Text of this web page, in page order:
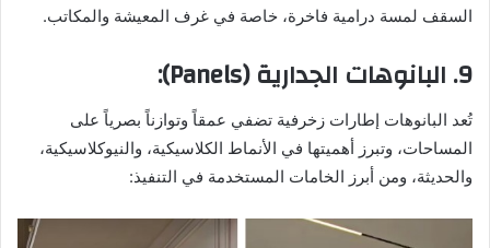
السقف لمسة درامية فاخرة، خاصة في غرف المعيشة والمكاتب.
9. البانوهات الجدارية (Panels):
تُعد البانوهات إطارات زخرفية تضفي عمقاً وتوازناً بصرياً على
المساحات، وتبرز أهميتها في الأنماط الكلاسيكية، والنيوكلاسيكية،
والحديثة، ومن أبرز الخامات المستخدمة في التنفيذ: